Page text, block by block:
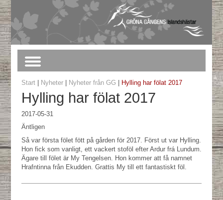
Start| Nyheter| Nyheter från GG Hylling har fölat 2017
Hylling har fölat 2017
2017-05-31
Äntligen
Så var första fölet fött på gården för 2017. Först ut var Hylling.
Hon fick som vanligt, ett vackert stoföl efter Ardur frá Lundum.
Ägare till fölet är My Tengelsen. Hon kommer att få namnet
Hrafntinna från Ekudden. Grattis My till ett fantastiskt föl.